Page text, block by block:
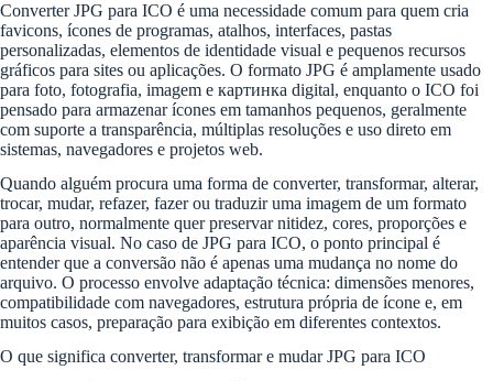
Converter JPG para ICO é uma necessidade comum para quem cria
favicons, ícones de programas, atalhos, interfaces, pastas
personalizadas, elementos de identidade visual e pequenos recursos
gráficos para sites ou aplicações. O formato JPG é amplamente usado
para foto, fotografia, imagem e картинка digital, enquanto o ICO foi
pensado para armazenar ícones em tamanhos pequenos, geralmente
com suporte a transparência, múltiplas resoluções e uso direto em
sistemas, navegadores e projetos web.
Quando alguém procura uma forma de converter, transformar, alterar,
trocar, mudar, refazer, fazer ou traduzir uma imagem de um formato
para outro, normalmente quer preservar nitidez, cores, proporções e
aparência visual. No caso de JPG para ICO, o ponto principal é
entender que a conversão não é apenas uma mudança no nome do
arquivo. O processo envolve adaptação técnica: dimensões menores,
compatibilidade com navegadores, estrutura própria de ícone e, em
muitos casos, preparação para exibição em diferentes contextos.
O que significa converter, transformar e mudar JPG para ICO